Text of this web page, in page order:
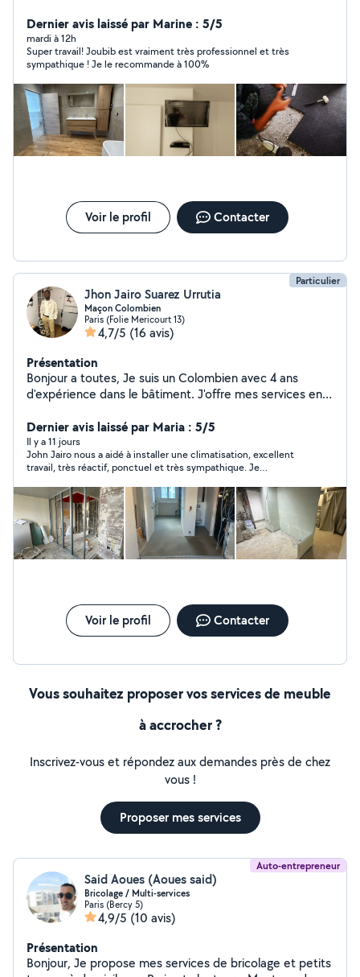
Décoration intérieur (fixation d'étagère, tableau, miroir
etc...) -Électricité (installation de luminaire, prise,
interrupteur etc...) -Plomberie (tuyauterie PVC,
robinetterie, vasque etc...) -Peinture et pose de papier
peint - Pose de carrelage - Jardinage ( nettoyage de
terrasse, pose et construction de terrasse en bois ou
en PVC..) -Tout autre travaux (j'étudie toutes les
demandes). Tarif: Sur devis Carmen et Reda
Brico&déco
Dernier avis laissé par Marine : 5/5
mardi à 12h
Super travail! Joubib est vraiment très professionnel et très
sympathique ! Je le recommande à 100%
Voir le profil Contacter
Particulier
Jhon Jairo Suarez Urrutia
Maçon Colombien
Paris (Folie Mericourt 13)
4,7/5 (16 avis)
Présentation
Bonjour a toutes, Je suis un Colombien avec 4 ans
d'expérience dans le bâtiment. J'offre mes services en
meilleure lettre de présentation est la qualité de mon
travail.
Dernier avis laissé par Maria : 5/5
Il y a 11 jours
John Jairo nous a aidé à installer une climatisation, excellent
travail, très réactif, ponctuel et très sympathique. Je
Voir le profil Contacter
Vous souhaitez proposer vos services de meuble
à accrocher ?
Inscrivez-vous et répondez aux demandes près de chez
vous !
Proposer mes services
Auto-entrepreneur
Said Aoues (Aoues said)
Bricolage / Multi-services
Paris (Bercy 5)
4,9/5 (10 avis)
Présentation
Bonjour, Je propose mes services de bricolage et petits